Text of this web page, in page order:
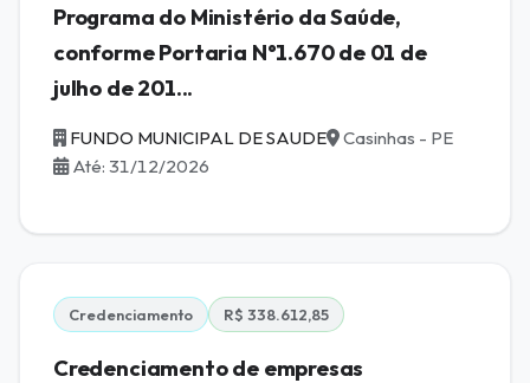
Programa do Ministério da Saúde,
conforme Portaria N°1.670 de 01 de
julho de 201...
FUNDO MUNICIPAL DE SAUDE
Casinhas - PE
Até: 31/12/2026
Credenciamento R$ 338.612,85
Credenciamento de empresas